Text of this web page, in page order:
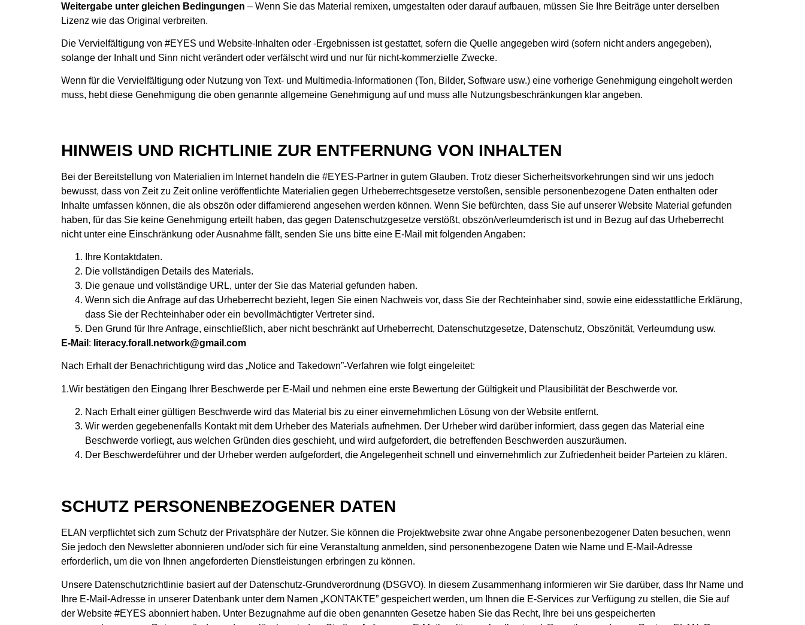
Weitergabe unter gleichen Bedingungen – Wenn Sie das Material remixen, umgestalten oder darauf aufbauen, müssen Sie Ihre Beiträge unter derselben
Lizenz wie das Original verbreiten.
Die Vervielfältigung von #EYES und Website-Inhalten oder -Ergebnissen ist gestattet, sofern die Quelle angegeben wird (sofern nicht anders angegeben),
solange der Inhalt und Sinn nicht verändert oder verfälscht wird und nur für nicht-kommerzielle Zwecke.
Wenn für die Vervielfältigung oder Nutzung von Text- und Multimedia-Informationen (Ton, Bilder, Software usw.) eine vorherige Genehmigung eingeholt werden
muss, hebt diese Genehmigung die oben genannte allgemeine Genehmigung auf und muss alle Nutzungsbeschränkungen klar angeben.
HINWEIS UND RICHTLINIE ZUR ENTFERNUNG VON INHALTEN
Bei der Bereitstellung von Materialien im Internet handeln die #EYES-Partner in gutem Glauben. Trotz dieser Sicherheitsvorkehrungen sind wir uns jedoch
bewusst, dass von Zeit zu Zeit online veröffentlichte Materialien gegen Urheberrechtsgesetze verstoßen, sensible personenbezogene Daten enthalten oder
Inhalte umfassen können, die als obszön oder diffamierend angesehen werden können. Wenn Sie befürchten, dass Sie auf unserer Website Material gefunden
haben, für das Sie keine Genehmigung erteilt haben, das gegen Datenschutzgesetze verstößt, obszön/verleumderisch ist und in Bezug auf das Urheberrecht
nicht unter eine Einschränkung oder Ausnahme fällt, senden Sie uns bitte eine E-Mail mit folgenden Angaben:
Ihre Kontaktdaten.
Die vollständigen Details des Materials.
Die genaue und vollständige URL, unter der Sie das Material gefunden haben.
Wenn sich die Anfrage auf das Urheberrecht bezieht, legen Sie einen Nachweis vor, dass Sie der Rechteinhaber sind, sowie eine eidesstattliche Erklärung,
dass Sie der Rechteinhaber oder ein bevollmächtigter Vertreter sind.
Den Grund für Ihre Anfrage, einschließlich, aber nicht beschränkt auf Urheberrecht, Datenschutzgesetze, Datenschutz, Obszönität, Verleumdung usw.
E-Mail : literacy.forall.network@gmail.com
Nach Erhalt der Benachrichtigung wird das „Notice and Takedown”-Verfahren wie folgt eingeleitet:
1.Wir bestätigen den Eingang Ihrer Beschwerde per E-Mail und nehmen eine erste Bewertung der Gültigkeit und Plausibilität der Beschwerde vor.
Nach Erhalt einer gültigen Beschwerde wird das Material bis zu einer einvernehmlichen Lösung von der Website entfernt.
Wir werden gegebenenfalls Kontakt mit dem Urheber des Materials aufnehmen. Der Urheber wird darüber informiert, dass gegen das Material eine
Beschwerde vorliegt, aus welchen Gründen dies geschieht, und wird aufgefordert, die betreffenden Beschwerden auszuräumen.
Der Beschwerdeführer und der Urheber werden aufgefordert, die Angelegenheit schnell und einvernehmlich zur Zufriedenheit beider Parteien zu klären.
SCHUTZ PERSONENBEZOGENER DATEN
ELAN verpflichtet sich zum Schutz der Privatsphäre der Nutzer. Sie können die Projektwebsite zwar ohne Angabe personenbezogener Daten besuchen, wenn
Sie jedoch den Newsletter abonnieren und/oder sich für eine Veranstaltung anmelden, sind personenbezogene Daten wie Name und E-Mail-Adresse
erforderlich, um die von Ihnen angeforderten Dienstleistungen erbringen zu können.
Unsere Datenschutzrichtlinie basiert auf der Datenschutz-Grundverordnung (DSGVO). In diesem Zusammenhang informieren wir Sie darüber, dass Ihr Name und
Ihre E-Mail-Adresse in unserer Datenbank unter dem Namen „KONTAKTE” gespeichert werden, um Ihnen die E-Services zur Verfügung zu stellen, die Sie auf
der Website #EYES abonniert haben. Unter Bezugnahme auf die oben genannten Gesetze haben Sie das Recht, Ihre bei uns gespeicherten